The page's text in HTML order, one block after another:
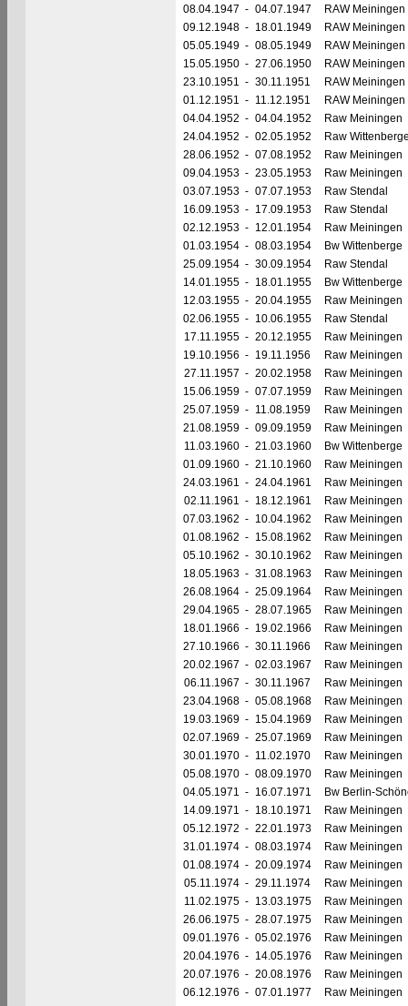
08.04.1947 - 04.07.1947
RAW Meiningen
09.12.1948 - 18.01.1949
RAW Meiningen
05.05.1949 - 08.05.1949
RAW Meiningen
15.05.1950 - 27.06.1950
RAW Meiningen
23.10.1951 - 30.11.1951
RAW Meiningen
01.12.1951 - 11.12.1951
RAW Meiningen
04.04.1952 - 04.04.1952
Raw Meiningen
24.04.1952 - 02.05.1952
Raw
28.06.1952 - 07.08.1952
Raw Meiningen
09.04.1953 - 23.05.1953
Raw Meiningen
03.07.1953 - 07.07.1953
Raw Stendal
16.09.1953 - 17.09.1953
Raw Stendal
02.12.1953 - 12.01.1954
Raw Meiningen
01.03.1954 - 08.03.1954
Bw Wittenberge
25.09.1954 - 30.09.1954
Raw Stendal
14.01.1955 - 18.01.1955
Bw Wittenberge
12.03.1955 - 20.04.1955
Raw Meiningen
02.06.1955 - 10.06.1955
Raw Stendal
17.11.1955 - 20.12.1955
Raw Meiningen
19.10.1956 - 19.11.1956
Raw Meiningen
27.11.1957 - 20.02.1958
Raw Meiningen
15.06.1959 - 07.07.1959
Raw Meiningen
25.07.1959 - 11.08.1959
Raw Meiningen
21.08.1959 - 09.09.1959
Raw Meiningen
11.03.1960 - 21.03.1960
Bw Wittenberge
01.09.1960 - 21.10.1960
Raw Meiningen
24.03.1961 - 24.04.1961
Raw Meiningen
02.11.1961 - 18.12.1961
Raw Meiningen
07.03.1962 - 10.04.1962
Raw Meiningen
01.08.1962 - 15.08.1962
Raw Meiningen
05.10.1962 - 30.10.1962
Raw Meiningen
18.05.1963 - 31.08.1963
Raw Meiningen
26.08.1964 - 25.09.1964
Raw Meiningen
29.04.1965 - 28.07.1965
Raw Meiningen
18.01.1966 - 19.02.1966
Raw Meiningen
27.10.1966 - 30.11.1966
Raw Meiningen
20.02.1967 - 02.03.1967
Raw Meiningen
06.11.1967 - 30.11.1967
Raw Meiningen
23.04.1968 - 05.08.1968
Raw Meiningen
19.03.1969 - 15.04.1969
Raw Meiningen
02.07.1969 - 25.07.1969
Raw Meiningen
30.01.1970 - 11.02.1970
Raw Meiningen
05.08.1970 - 08.09.1970
Raw Meiningen
04.05.1971 - 16.07.1971
Bw Berlin-
14.09.1971 - 18.10.1971
Raw Meiningen
05.12.1972 - 22.01.1973
Raw Meiningen
31.01.1974 - 08.03.1974
Raw Meiningen
01.08.1974 - 20.09.1974
Raw Meiningen
05.11.1974 - 29.11.1974
Raw Meiningen
11.02.1975 - 13.03.1975
Raw Meiningen
26.06.1975 - 28.07.1975
Raw Meiningen
09.01.1976 - 05.02.1976
Raw Meiningen
20.04.1976 - 14.05.1976
Raw Meiningen
20.07.1976 - 20.08.1976
Raw Meiningen
06.12.1976 - 07.01.1977
Raw Meiningen